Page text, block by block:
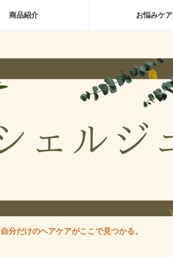
商品紹介 お悩みケア
分だけのヘアケアがここで見つかる。